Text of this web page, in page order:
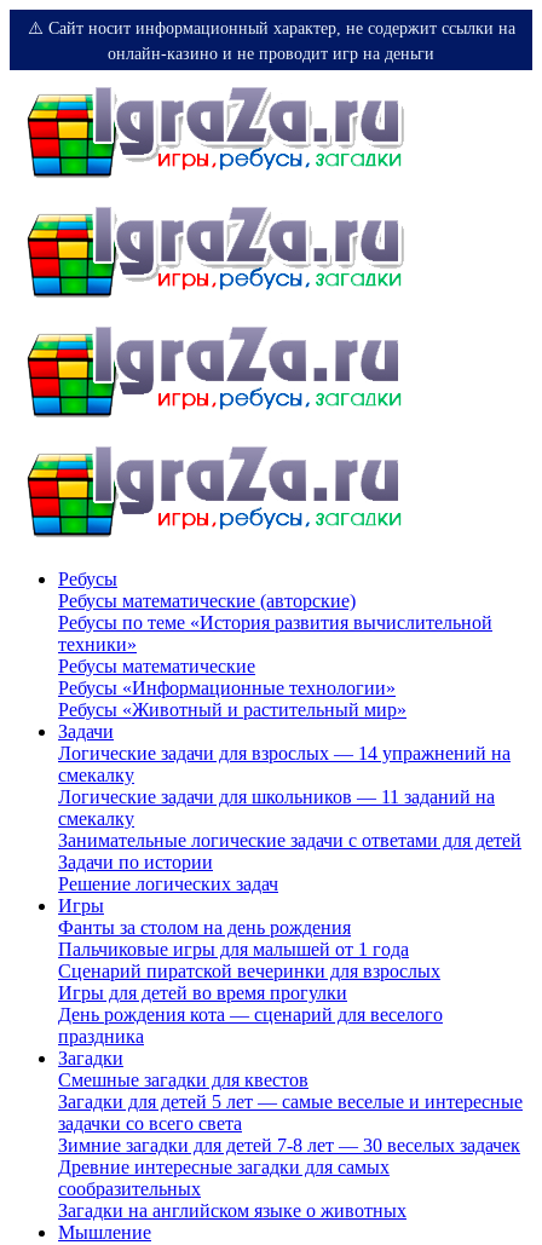
⚠️ Сайт носит информационный характер, не содержит ссылки на
онлайн-казино и не проводит игр на деньги
Ребусы
Ребусы математические (авторские)
Ребусы по теме «История развития вычислительной
техники»
Ребусы математические
Ребусы «Информационные технологии»
Ребусы «Животный и растительный мир»
Задачи
Логические задачи для взрослых — 14 упражнений на
смекалку
Логические задачи для школьников — 11 заданий на
смекалку
Занимательные логические задачи с ответами для детей
Задачи по истории
Решение логических задач
Игры
Фанты за столом на день рождения
Пальчиковые игры для малышей от 1 года
Сценарий пиратской вечеринки для взрослых
Игры для детей во время прогулки
День рождения кота — сценарий для веселого
праздника
Загадки
Смешные загадки для квестов
Загадки для детей 5 лет — самые веселые и интересные
задачки со всего света
Зимние загадки для детей 7-8 лет — 30 веселых задачек
Древние интересные загадки для самых
сообразительных
Загадки на английском языке о животных
Мышление